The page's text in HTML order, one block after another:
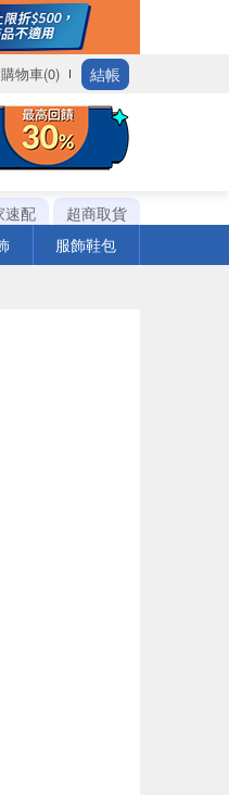
購物車(0) 結帳
速配
超商取貨
服飾鞋包